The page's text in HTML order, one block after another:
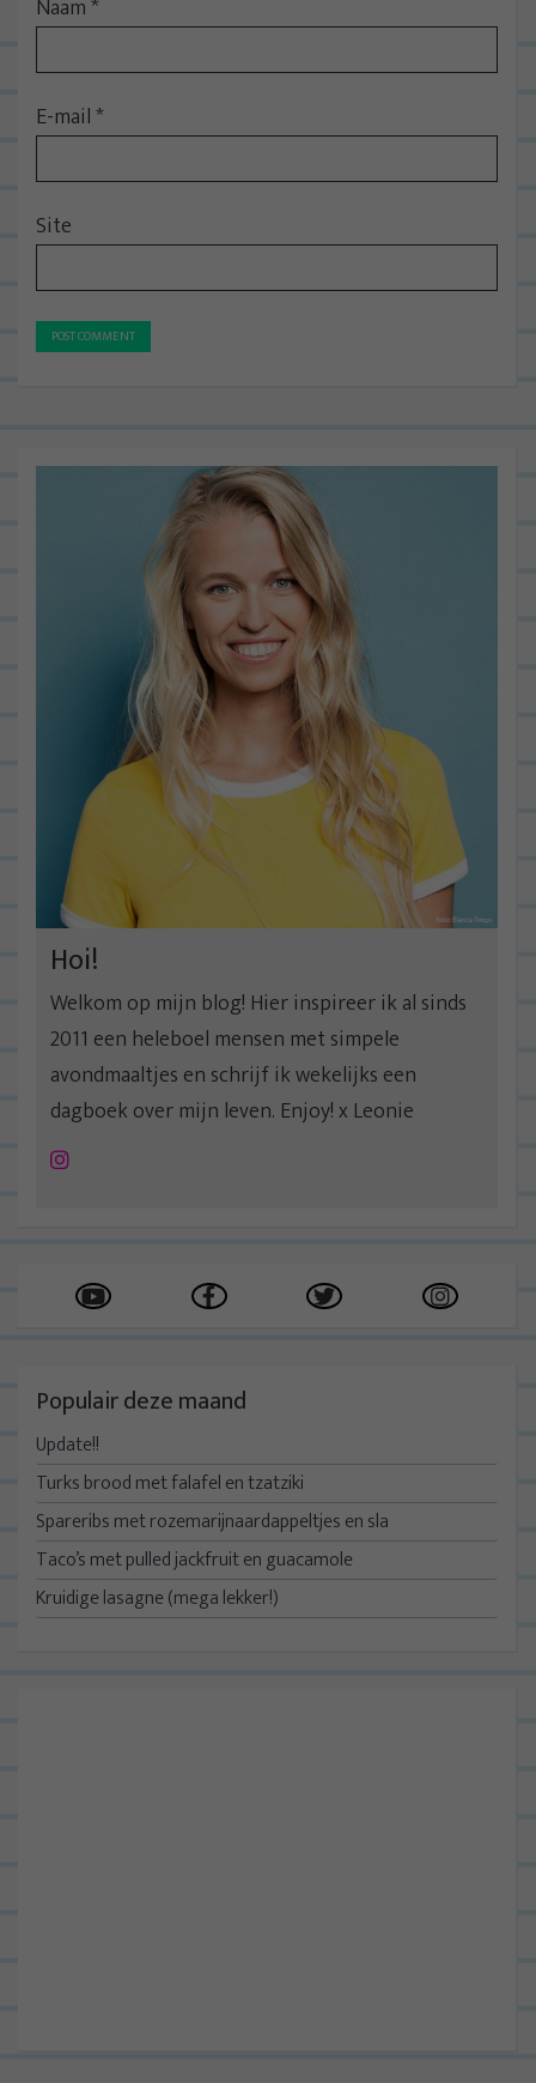
Naam*
E-mail*
Site
Hoi!
Welkom op mijn blog! Hier inspireer ik al sinds
2011 een heleboel mensen met simpele
avondmaaltjes en schrijf ik wekelijks een
dagboek over mijn leven. Enjoy! x Leonie
Instagram
Populair deze maand
Update!!
Turks brood met falafel en tzatziki
Spareribs met rozemarijnaardappeltjes en sla
Taco’s met pulled jackfruit en guacamole
Kruidige lasagne (mega lekker!)